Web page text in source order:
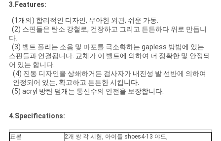
트
맵
PRIVACY
POLICY
3.Features:
(1개의) 합리적인 디자인, 우아한 외관, 쉬운 가동.
(2) 스핀들은 탄소 강철로, 건장하고 그리고 튼튼하다 위로 만듭니
다.
(3) 벨트 폴리는 소음 및 마포를 극소화하는 gapless 방법에 있는
스핀들과 연결됩니다. 교체가 이 벨트에 의하여 더 정확한 및 안정되
어 있는 합니다.
(4) 진동 디자인을 상쇄하거든 검사자가 내진성 발 선반에 의하여
안정되어 있는, 확고하고 튼튼한 시킵니다.
(5) acryl 방탄 덮개는 통신수의 안전을 보장합니다.
4.Specifications:
표본
2개 쌍 각 시험, 아이들 shoes4-13 야드,